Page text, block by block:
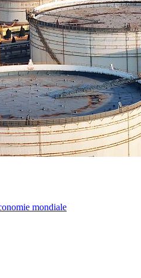
mondiale